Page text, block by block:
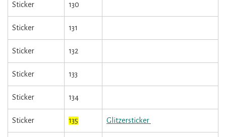
Sticker 130
Sticker 131
Sticker 132
Sticker 133
Sticker 134
Sticker 135 Glitzersticker